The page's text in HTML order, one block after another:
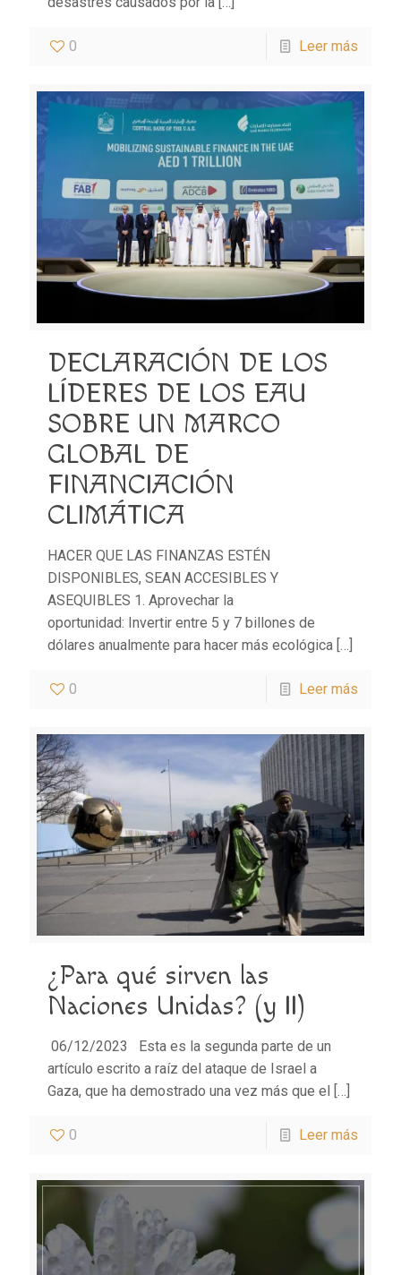
0 Leer más
DECLARACIÓN DE LOS
LÍDERES DE LOS EAU
SOBRE UN MARCO
GLOBAL DE
FINANCIACIÓN
CLIMÁTICA
HACER QUE LAS FINANZAS ESTÉN
DISPONIBLES, SEAN ACCESIBLES Y
ASEQUIBLES 1. Aprovechar la
oportunidad: Invertir entre 5 y 7 billones de
dólares anualmente para hacer más ecológica […]
0 Leer más
¿Para qué sirven las
Naciones Unidas? (y II)
06/12/2023 Esta es la segunda parte de un
artículo escrito a raíz del ataque de Israel a
Gaza, que ha demostrado una vez más que el […]
0 Leer más